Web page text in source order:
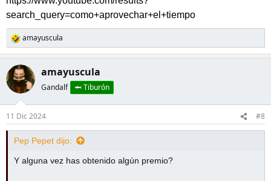
search_query=como+aprovechar+el+tiempo
R
e
a
c
c
o
n
e
amayuscula
amayuscula
Gandalf 🦈 Tiburón
11 Dic 2024 #8
Pep Pepet dijo:
Y alguna vez has obtenido algún premio?